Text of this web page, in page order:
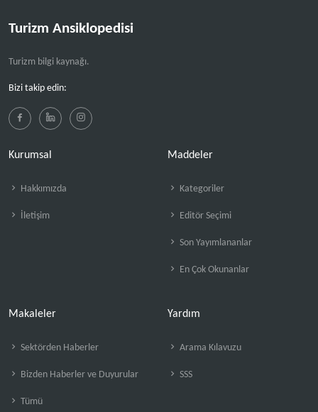
Turizm Ansiklopedisi
Turizm bilgi kaynağı.
Bizi takip edin:
Kurumsal
Hakkımızda
İletişim
Maddeler
Kategoriler
Editör Seçimi
Son Yayımlananlar
En Çok Okunanlar
Makaleler
Sektörden Haberler
Bizden Haberler ve Duyurular
Tümü
Yardım
Arama Kılavuzu
SSS